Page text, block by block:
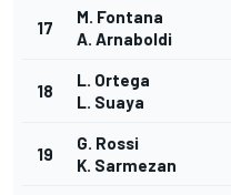
17
M. Fontana
A. Arnaboldi
18
L. Ortega
L. Suaya
19
G. Rossi
K. Sarmezan